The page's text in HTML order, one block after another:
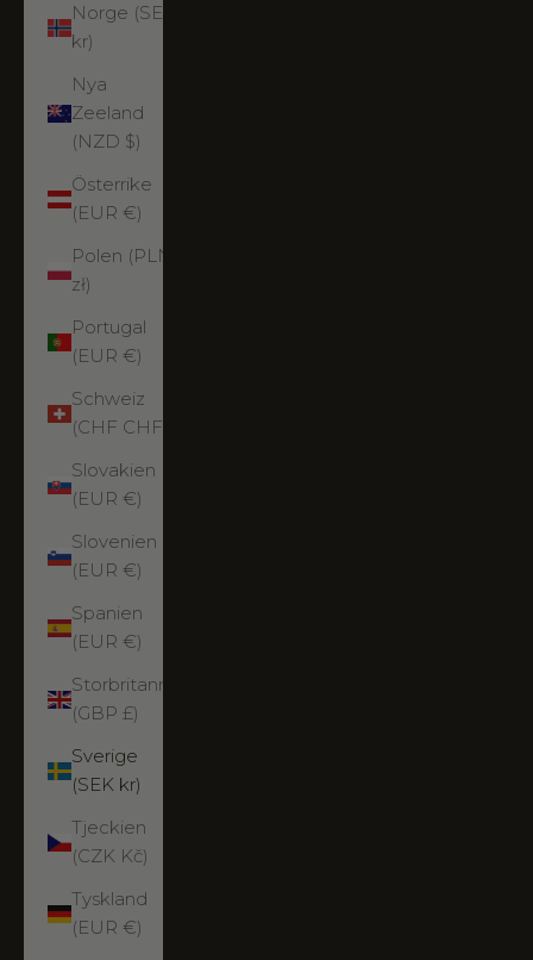
Norge (SEK
kr)
Nya
Zeeland
(NZD $)
Österrike
(EUR €)
Polen (PLN
zł)
Portugal
(EUR €)
Schweiz
(CHF CHF)
Slovakien
(EUR €)
Slovenien
(EUR €)
Spanien
(EUR €)
Storbritannien
(GBP £)
Sverige
(SEK kr)
Tjeckien
(CZK Kč)
Tyskland
(EUR €)